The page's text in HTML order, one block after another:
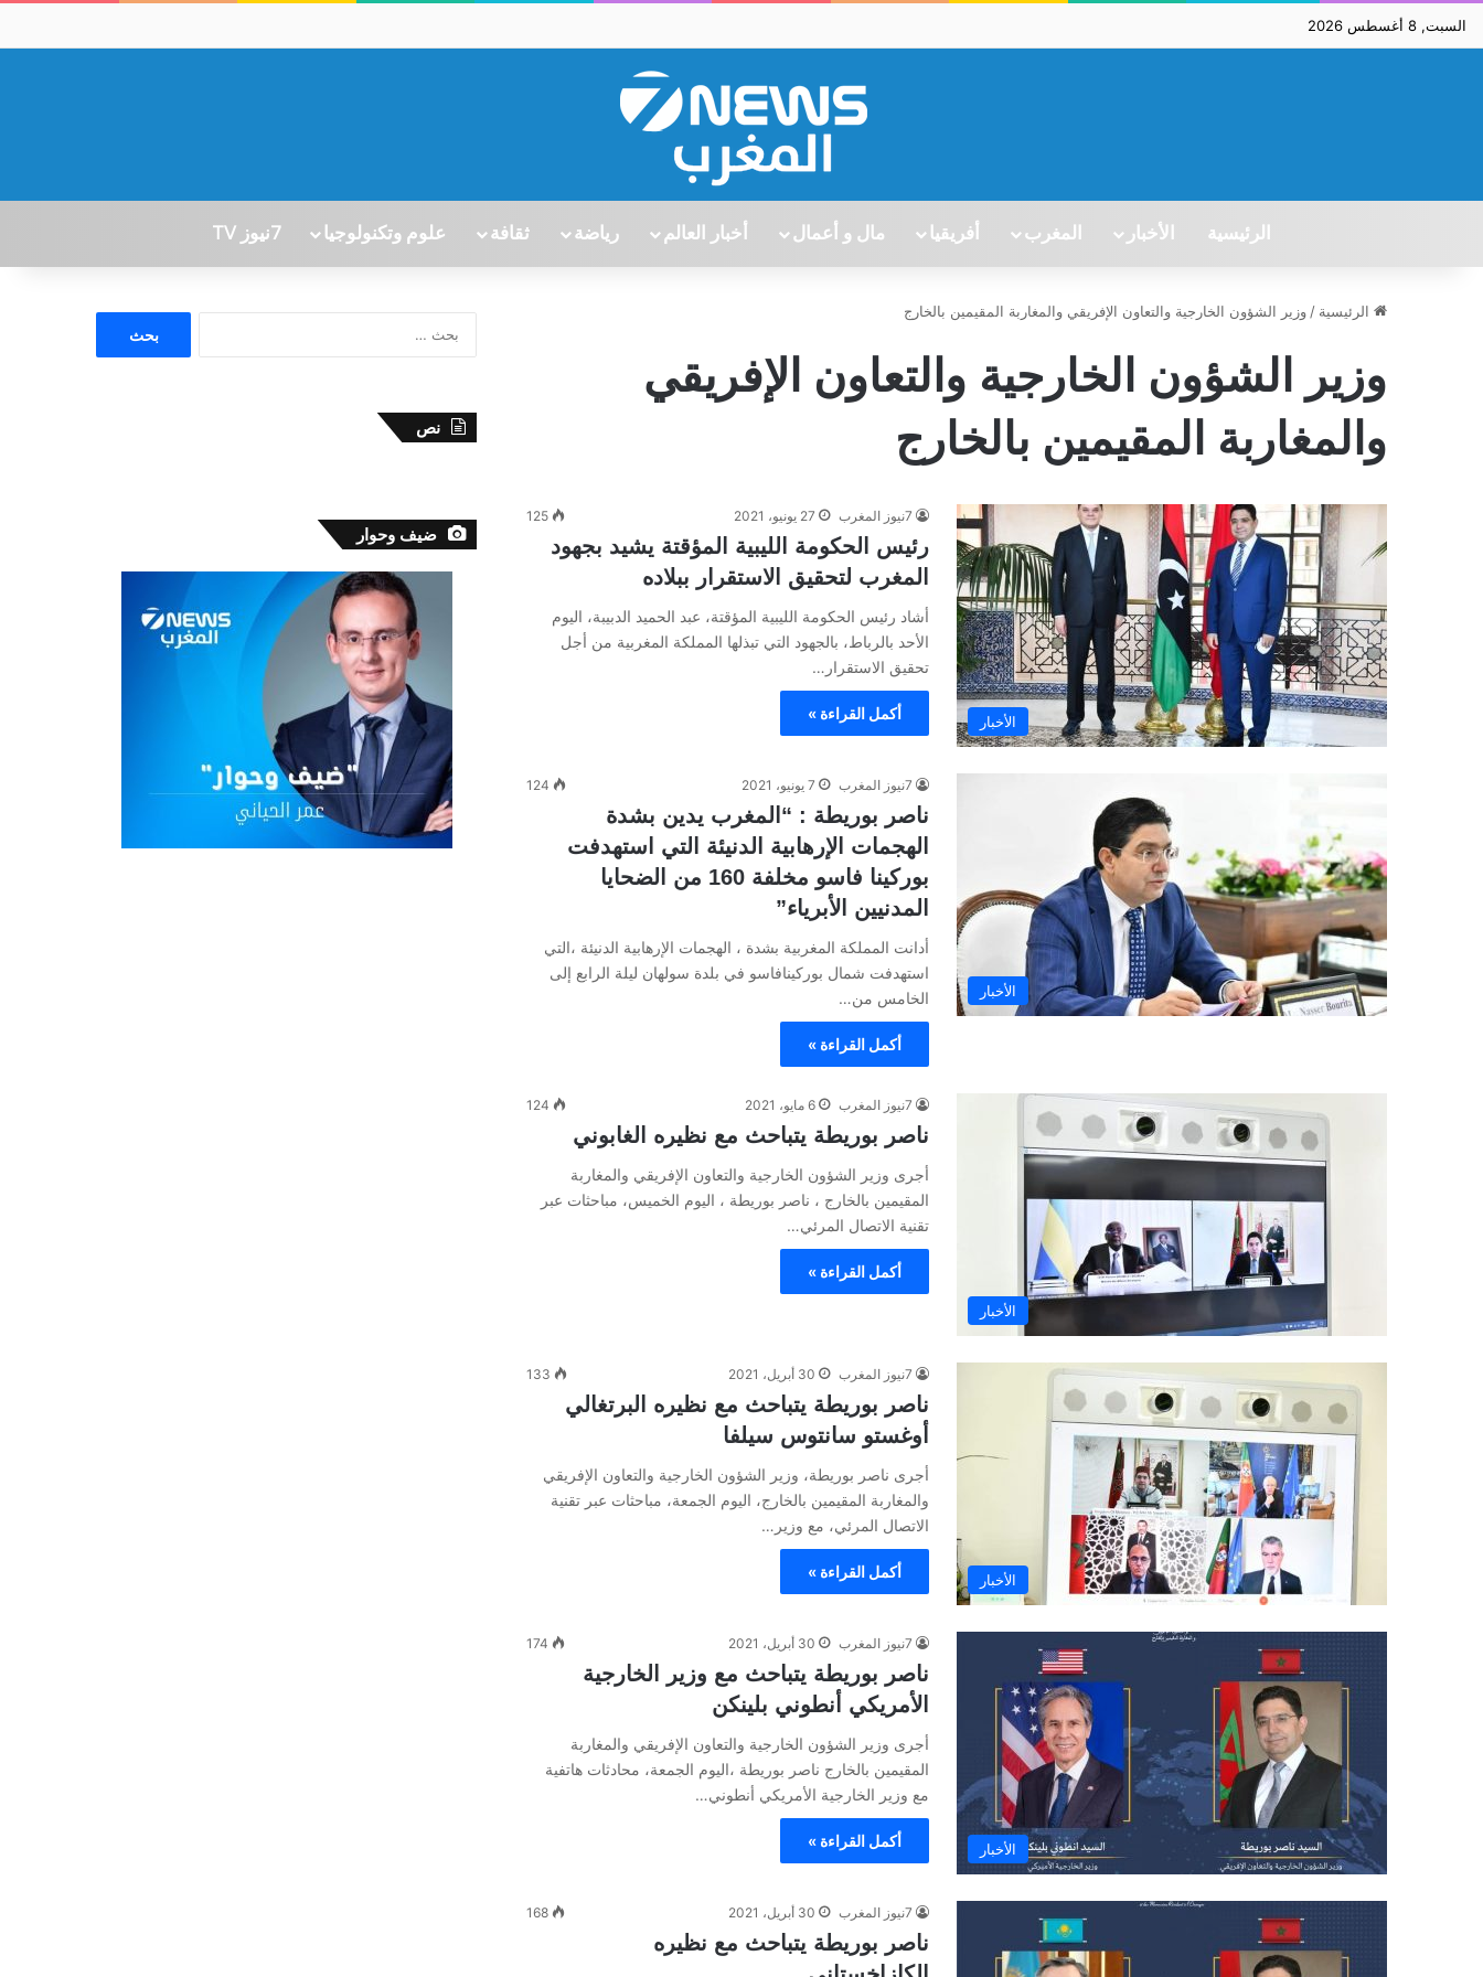
السبت, 8 أغسطس 2026
الرئيسية الأخبار المغرب أفريقيا مال و أعمال أخبار العالم رياضة ثقافة علوم وتكنولوجيا 7نيوز TV
الرئيسية / وزير الشؤون الخارجية والتعاون الإفريقي والمغاربة المقيمين بالخارج
وزير الشؤون الخارجية والتعاون الإفريقي
والمغاربة المقيمين بالخارج
الأخبار
7نيوز المغرب 27 يونيو، 2021 125
رئيس الحكومة الليبية المؤقتة يشيد بجهود
المغرب لتحقيق الاستقرار ببلاده
أشاد رئيس الحكومة الليبية المؤقتة، عبد الحميد الدبيبة، اليوم
الأحد بالرباط، بالجهود التي تبذلها المملكة المغربية من أجل
تحقيق الاستقرار…
أكمل القراءة »
الأخبار
7نيوز المغرب 7 يونيو، 2021 124
ناصر بوريطة : “المغرب يدين بشدة
الهجمات الإرهابية الدنيئة التي استهدفت
بوركينا فاسو مخلفة 160 من الضحايا
المدنيين الأبرياء”
أدانت المملكة المغربية بشدة ، الهجمات الإرهابية الدنيئة ،التي
استهدفت شمال بوركينافاسو في بلدة سولهان ليلة الرابع إلى
الخامس من…
أكمل القراءة »
الأخبار
7نيوز المغرب 6 مايو، 2021 124
ناصر بوريطة يتباحث مع نظيره الغابوني
أجرى وزير الشؤون الخارجية والتعاون الإفريقي والمغاربة
المقيمين بالخارج ، ناصر بوريطة ، اليوم الخميس، مباحثات عبر
تقنية الاتصال المرئي…
أكمل القراءة »
الأخبار
7نيوز المغرب 30 أبريل، 2021 133
ناصر بوريطة يتباحث مع نظيره البرتغالي
أوغستو سانتوس سيلفا
أجرى ناصر بوريطة، وزير الشؤون الخارجية والتعاون الإفريقي
والمغاربة المقيمين بالخارج، اليوم الجمعة، مباحثات عبر تقنية
الاتصال المرئي، مع وزير…
أكمل القراءة »
الأخبار
7نيوز المغرب 30 أبريل، 2021 174
ناصر بوريطة يتباحث مع وزير الخارجية
الأمريكي أنطوني بلينكن
أجرى وزير الشؤون الخارجية والتعاون الإفريقي والمغاربة
المقيمين بالخارج ناصر بوريطة ،اليوم الجمعة، محادثات هاتفية
مع وزير الخارجية الأمريكي أنطوني…
أكمل القراءة »
7نيوز المغرب 30 أبريل، 2021 168
ناصر بوريطة يتباحث مع نظيره
نص
ضيف وحوار